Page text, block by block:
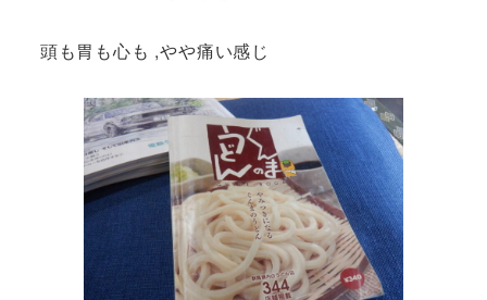
頭も胃も心も ,やや痛い感じ